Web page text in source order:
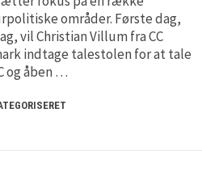
områder. Første dag,
vil Christian Villum fra CC
indtage talestolen for at tale
og åben …